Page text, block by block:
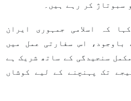
سبوتاژ کر رہے ہیں۔
کہ اسلامی جمہوری ایران
باوجود، اس سفارتی عمل میں
سنجیدگی کے ساتھ شریک ہے
تک پہنچنے کے لیے کوشاں